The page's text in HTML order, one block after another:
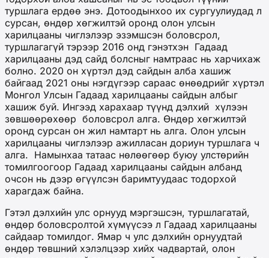
туршлага ердөө энэ. Дотоодынхоо их сургуулиудад л
сурсан, өндөр хөгжилтэй оронд олон улсын
харилцааны чиглэлээр эзэмшсэн боловсрол,
туршлагагүй тэрээр 2016 онд гэнэтхэн Гадаад
харилцааны дэд сайд болсныг намтраас нь харчихаж
болно. 2020 он хүртэл дэд сайдын алба хашиж
байгаад 2021 оны нэгдүгээр сараас өнөөдрийг хүртэл
Монгол Улсын Гадаад харилцааны сайдын албыг
хашиж буй. Ингээд харахаар түүнд дэлхий хүлээн
зөвшөөрөхөөр боловсрол алга. Өндөр хөгжилтэй
оронд сурсан он жил намтарт нь алга. Олон улсын
харилцааны чиглэлээр ажилласан дориун туршлага ч
алга. Намынхаа татаас нөлөөгөөр буюу улстөрийн
томилгоогоор Гадаад харилцааны сайдын албанд
очсон нь дээр өгүүлсэн баримтуудаас тодорхой
харагдаж байна.
Гэтэл дэлхийн улс орнууд мэргэшсэн, туршлагатай,
өндөр боловсролтой хүмүүсээ л Гадаад харилцааны
сайдаар томилдог. Ямар ч улс дэлхийн орнуудтай
өндөр төвшний хэлэлцээр хийх чадвартай, олон